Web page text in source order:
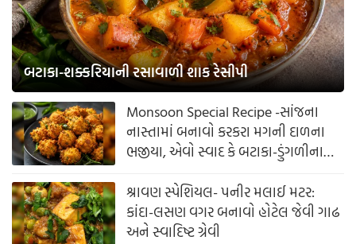
બટાકા-શક્કરિયાની રસાવાળી શાક રેસીપી
Monsoon Special Recipe -સાંજના
નાસ્તામાં બનાવો કરકરા મગની દાળના
ભજીયા, એવો સ્વાદ કે બટાકા-ડુંગળીના
શ્રાવણ સ્પેશિયલ- પનીર મલાઈ મટર:
કાંદા-લસણ વગર બનાવો હોટેલ જેવી ગાઢ
અને સ્વાદિષ્ટ ગ્રેવી